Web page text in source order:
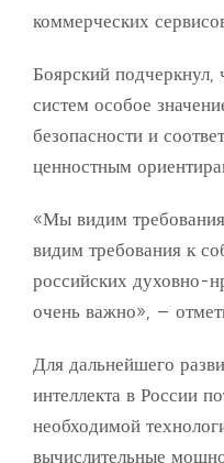
коммерческих
Боярский подчеркнул,
систем особое
безопасности и
ценностным
«Мы видим
видим требования к
российских духовно-
очень важно», –
Для дальнейшего
интеллекта в России
необходимой
вычислительные